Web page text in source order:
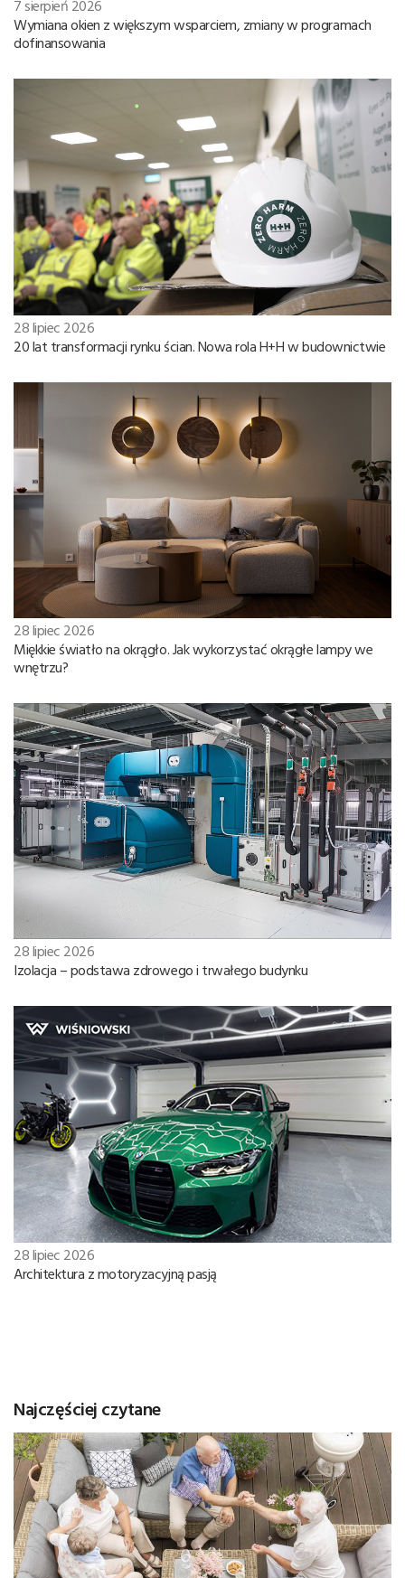
7 sierpień 2026
Wymiana okien z większym wsparciem, zmiany w programach
dofinansowania
28 lipiec 2026
20 lat transformacji rynku ścian. Nowa rola H+H w budownictwie
28 lipiec 2026
Miękkie światło na okrągło. Jak wykorzystać okrągłe lampy we
wnętrzu?
28 lipiec 2026
Izolacja – podstawa zdrowego i trwałego budynku
28 lipiec 2026
Architektura z motoryzacyjną pasją
Najczęściej czytane